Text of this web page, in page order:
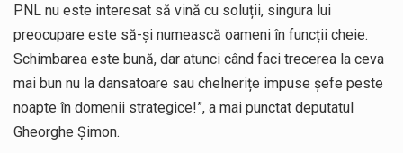
PNL nu este interesat să vină cu soluții, singura lui
preocupare este să-și numească oameni în funcții cheie.
Schimbarea este bună, dar atunci când faci trecerea la ceva
mai bun nu la dansatoare sau chelnerițe impuse șefe peste
noapte în domenii strategice!”, a mai punctat deputatul
Gheorghe Șimon.